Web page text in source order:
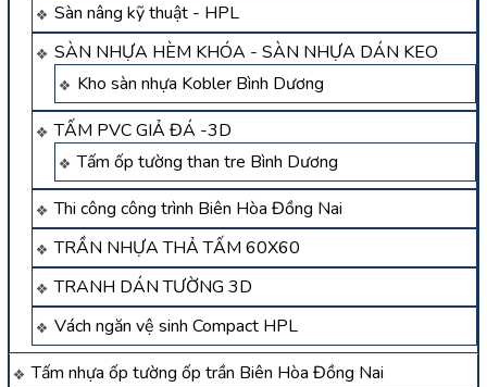
Sàn nâng kỹ thuật - HPL
SÀN NHỰA HÈM KHÓA - SÀN NHỰA DÁN KEO
Kho sàn nhựa Kobler Bình Dương
TẤM PVC GIẢ ĐÁ -3D
Tấm ốp tường than tre Bình Dương
Thi công công trình Biên Hòa Đồng Nai
TRẦN NHỰA THẢ TẤM 60X60
TRANH DÁN TƯỜNG 3D
Vách ngăn vệ sinh Compact HPL
Tấm nhựa ốp tường ốp trần Biên Hòa Đồng Nai